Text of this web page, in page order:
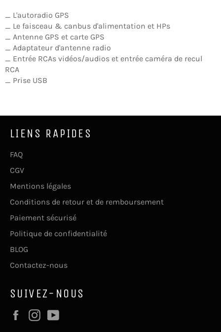
_ L'autoradio GPS
_ Le faisceau & canbus d'alimentation et HPs
_ Antenne GPS et carte GPS
_ Adaptateur d'antenne radio
_ Entrée RCAs vidéos/audios et entrée caméra de recul
RCA
_ Prise USB
LIENS RAPIDES
FAQ
CGV
Mentions légales
Conditions de retour et de remboursement
Paiement sécurisé
Politique de confidentialité
BLOG
Contactez-nous
SUIVEZ-NOUS
FacebookInstagram